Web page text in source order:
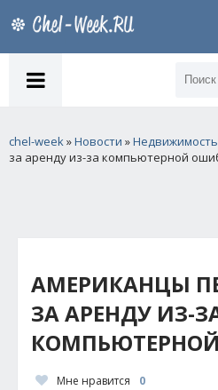
chel-week»Новости »Недвижимость
за аренду из-за компьютерной
АМЕРИКАНЦЫ
ЗА АРЕНДУ ИЗ-
Мне нравится 0